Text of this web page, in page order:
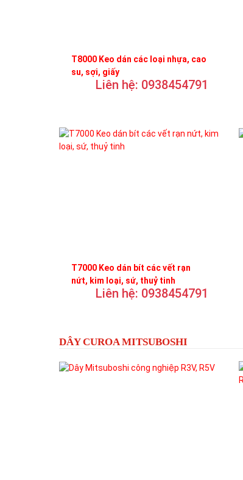
T8000 Keo dán các loại nhựa, cao
su, sợi, giấy
Liên hệ: 0938454791
T7000 Keo dán bít các vết rạn
nứt, kim loại, sứ, thuỷ tinh
Liên hệ: 0938454791
DÂY CUROA MITSUBOSHI